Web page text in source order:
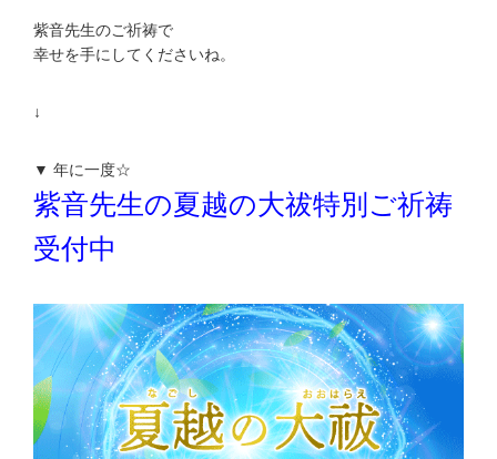
紫音先生のご祈祷で
幸せを手にしてくださいね。
↓
▼ 年に一度☆
紫音先生の夏越の大祓特別ご祈祷
受付中